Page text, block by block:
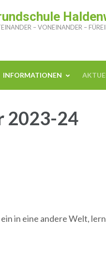
– VONEINANDER –
INFORMATIONEN
2023-24
in eine andere Welt,